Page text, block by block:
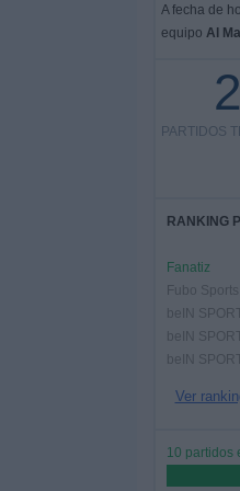
A fecha de
equipo Al
PARTIDOS
RANKING
Fanatiz
Fubo Sports
beIN
beIN
beIN
Ver
10 partidos